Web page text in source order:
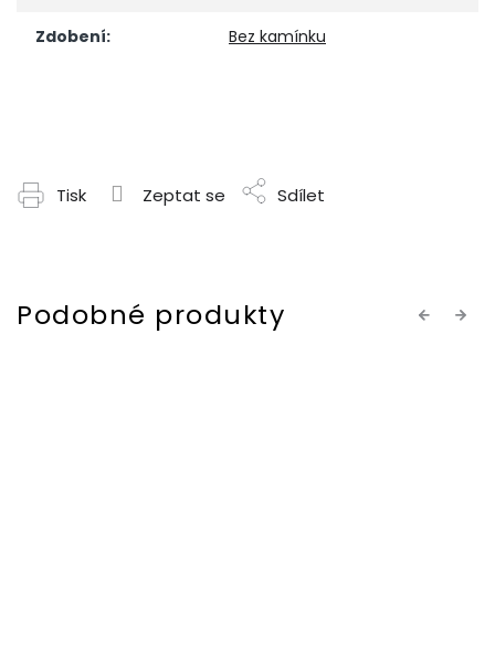
Zdobení: Bez kamínku
Tisk Zeptat se Sdílet
Previous
Next